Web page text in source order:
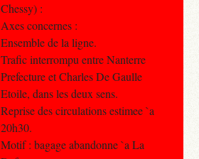
Chessy) :
Axes concernes :
Ensemble de la ligne.
Trafic interrompu entre Nanterre
Prefecture et Charles De Gaulle
Etoile, dans les deux sens.
Reprise des circulations estimee `a
20h30.
Motif : bagage abandonne `a La